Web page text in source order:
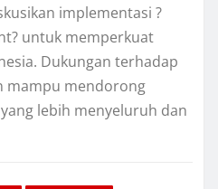
implementasi ?
untuk memperkuat
Dukungan terhadap
mampu mendorong
lebih menyeluruh dan